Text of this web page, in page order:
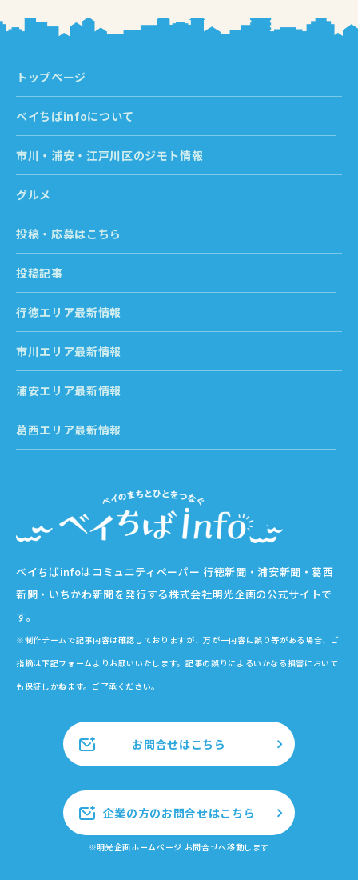
ベイちばinfoはコミュニティペーパー 行徳新聞・浦安新聞・葛西
新聞・いちかわ新聞を発行する株式会社明光企画の公式サイトで
す。
※制作チームで記事内容は確認しておりますが、万が一内容に誤り等がある場合、ご
指摘は下記フォームよりお願いいたします。記事の誤りによるいかなる損害において
も保証しかねます。ご了承ください。
お問合せはこちら
企業の方のお問合せはこちら
※明光企画ホームページ お問合せへ移動します
トップページ
ベイちばinfoについて
市川・浦安・江戸川区のジモト情報
グルメ
投稿・応募はこちら
投稿記事
行徳エリア最新情報
市川エリア最新情報
浦安エリア最新情報
葛西エリア最新情報